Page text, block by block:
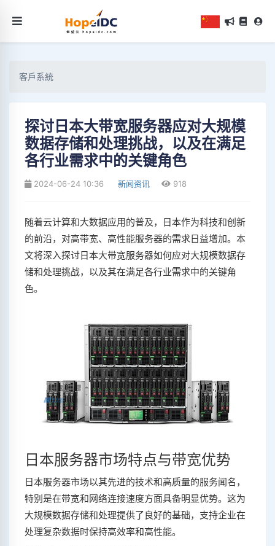
客戶系統
探讨日本大带宽服务器应对大规模
数据存储和处理挑战，以及在满足
各行业需求中的关键角色
2024-06-24 10:36 新闻资讯 918
随着云计算和大数据应用的普及，日本作为科技和创新
的前沿，对高带宽、高性能服务器的需求日益增加。本
文将深入探讨日本大带宽服务器如何应对大规模数据存
储和处理挑战，以及其在满足各行业需求中的关键角
色。
日本服务器市场特点与带宽优势
日本服务器市场以其先进的技术和高质量的服务闻名，
特别是在带宽和网络连接速度方面具备明显优势。这为
大规模数据存储和处理提供了良好的基础，支持企业在
处理复杂数据时保持高效率和高性能。